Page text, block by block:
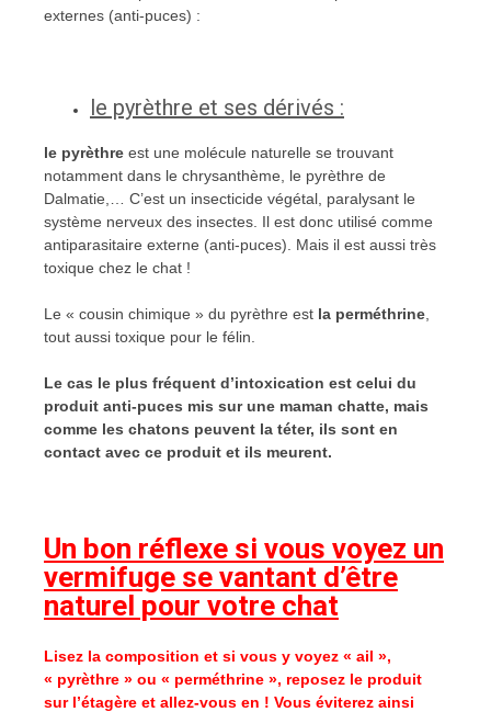
externes (anti-puces) :
le pyrèthre et ses dérivés :
le pyrèthre est une molécule naturelle se trouvant
notamment dans le chrysanthème, le pyrèthre de
Dalmatie,… C’est un insecticide végétal, paralysant le
système nerveux des insectes. Il est donc utilisé comme
antiparasitaire externe (anti-puces). Mais il est aussi très
toxique chez le chat !
Le « cousin chimique » du pyrèthre est la perméthrine
tout aussi toxique pour le félin.
Le cas le plus fréquent d’intoxication est celui du
produit anti-puces mis sur une maman chatte, mais
comme les chatons peuvent la téter, ils sont en
contact avec ce produit et ils meurent.
Un bon réflexe si vous voyez un
vermifuge se vantant d’être
naturel pour votre chat
Lisez la composition et si vous y voyez « ail »,
« pyrèthre » ou « perméthrine », reposez le produit
sur l’étagère et allez-vous en ! Vous éviterez ainsi